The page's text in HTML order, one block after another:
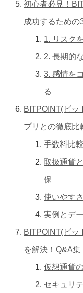
初心者必見！
成功するための
1. リスク
2. 長期的
3. 感情を
る
BITPOINT(ビッ
プリとの徹底比
手数料比
取扱通貨
保
使いやす
実例とデ
BITPOINT(ビッ
を解決！Q&A集
仮想通貨
セキュリ